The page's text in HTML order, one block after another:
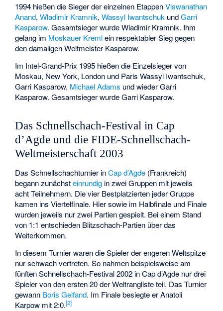
1994 hießen die Sieger der einzelnen EtappenViswanathan
Anand,Wladimir Kramnik,Wassyl Iwantschuk undGarri
Kasparow. Gesamtsieger wurde Wladimir Kramnik. Ihm
gelang im Moskauer Kremlein respektabler Sieg gegen
den damaligen Weltmeister Kasparow.
Im Intel-Grand-Prix 1995 hießen die Einzelsieger von
Moskau, New York, London und Paris Wassyl Iwantschuk,
Garri Kasparow, Michael Adams und wieder Garri
Kasparow. Gesamtsieger wurde Garri Kasparow.
Das Schnellschach-Festival in Cap
d’Agde und die FIDE-Schnellschach-
Weltmeisterschaft 2003
Das Schnellschachturnier inCap d’Agde (Frankreich)
begann zunächsteinrundig in zwei Gruppen mit jeweils
acht Teilnehmern. Die vier Bestplatzierten jeder Gruppe
kamen ins Viertelfinale. Hier sowie im Halbfinale und Finale
wurden jeweils nur zwei Partien gespielt. Bei einem Stand
von 1:1 entschieden Blitzschach-Partien über das
Weiterkommen.
In diesem Turnier waren die Spieler der engeren Weltspitze
nur schwach vertreten. So nahmen beispielsweise am
fünften Schnellschach-Festival 2002 in Cap d’Agde nur drei
Spieler von den ersten 20 der Weltrangliste teil. Das Turnier
gewann Boris Gelfand. Im Finale besiegte er Anatoli
Karpow mit 2:0.[2]